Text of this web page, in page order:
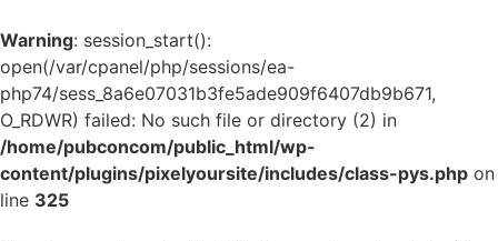
Warning: session_start():
open(/var/cpanel/php/sessions/ea-
php74/sess_8a6e07031b3fe5ade909f6407db9b671,
O_RDWR) failed: No such file or directory (2) in
/home/pubconcom/public_html/wp-
content/plugins/pixelyoursite/includes/class-pys.php on
line 325